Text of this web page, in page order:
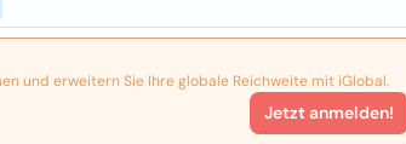
und erweitern Sie Ihre globale Reichweite mit iGlobal.
Jetzt anmelden!